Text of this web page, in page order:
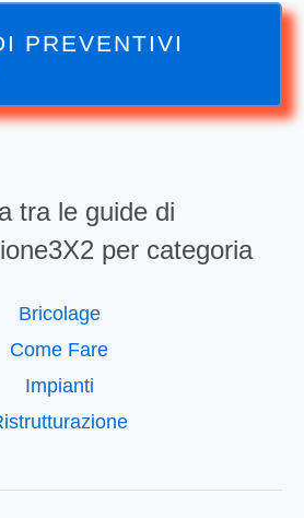
PREVENTIVI
tra le guide di
per categoria
Bricolage
Come Fare
Impianti